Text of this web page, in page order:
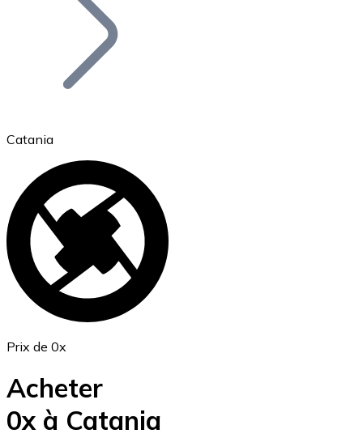
Ethereum
ETH
Catania
Prix de 0x
Acheter
0x à Catania